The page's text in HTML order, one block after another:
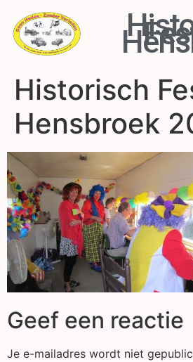
Historisch
Hensbroek
Geef een reactie
Je e-mailadres wordt niet